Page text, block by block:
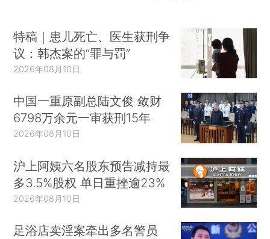
特稿｜患儿死亡、医生获刑争
议：韩杰案的“罪与罚”
2026年08月10日
中国一重原副总陆文俊 敛财
6798万余元一审获刑15年
2026年08月10日
沪上阿姨六名股东预告减持最
多3.5%股权 单日重挫逾23%
2026年08月10日
足浴店卖淫案牵出多名警员